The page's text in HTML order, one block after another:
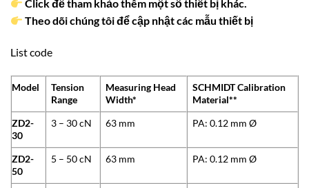
Click để tham khảo thêm một số thiết bị khác.
Theo dõi chúng tôi để cập nhật các mẫu thiết bị
List code
Model
Tension
Range
Measuring Head
Width*
SCHMIDT Calibration
Material**
ZD2-
30
3 – 30 cN 63 mm PA: 0.12 mm Ø
ZD2-
50
5 – 50 cN 63 mm PA: 0.12 mm Ø